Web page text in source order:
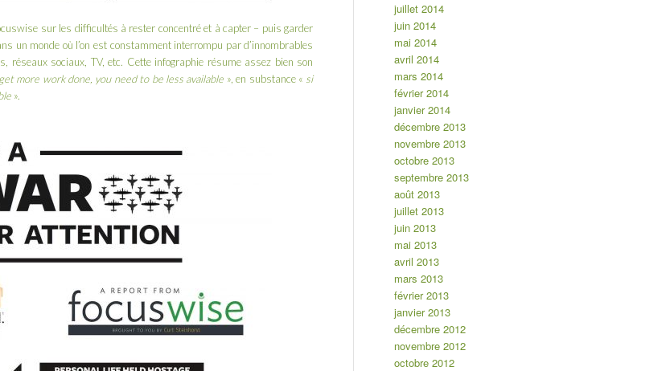
sur les difficultés à rester concentré et à capter – puis garder
un monde où l’on est constamment interrompu par d’innombrables
sociaux, TV, etc. Cette infographie résume assez bien son
more work done, you need to be less available », en substance « si
».
juillet 2014
juin 2014
mai 2014
avril 2014
mars 2014
février 2014
janvier 2014
décembre 2013
novembre 2013
octobre 2013
septembre 2013
août 2013
juillet 2013
juin 2013
mai 2013
avril 2013
mars 2013
février 2013
janvier 2013
décembre 2012
novembre 2012
octobre 2012